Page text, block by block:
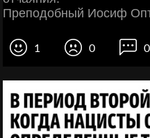
Преподобный Иосиф
1 0 0